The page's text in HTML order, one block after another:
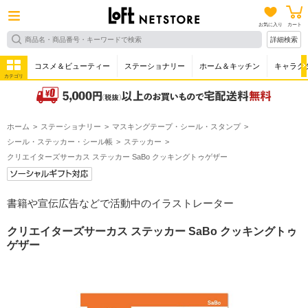
お気に入り カート
詳細検索
カテゴリ
コスメ＆ビューティー ステーショナリー ホーム＆キッチン キャラク
ホーム ステーショナリー
マスキングテープ・シール・スタンプ
シール・ステッカー・シール帳
ステッカー
クリエイターズサーカス ステッカー SaBo クッキングトゥゲザー
書籍や宣伝広告などで活動中のイラストレーター
クリエイターズサーカス ステッカー SaBo クッキングトゥ
ゲザー